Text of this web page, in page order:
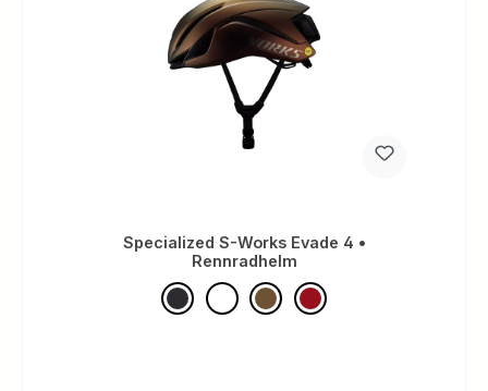
Specialized S-Works Evade 4 •
Rennradhelm